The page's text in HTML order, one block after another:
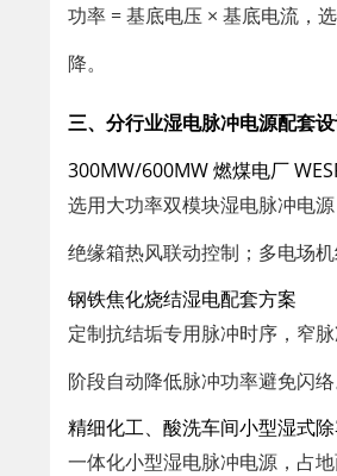
功率 = 基底电压 × 基底电流，
降。
三、分行业湿电脉冲电源配套
300MW/600MW 燃煤电厂
选用大功率双模块湿电脉冲电
绝缘箱热风联动控制；多电场
钢铁焦化烧结湿电配套方案
定制抗结垢专用脉冲时序，窄
阶段自动降低脉冲功率避免闪络
精细化工、酸洗车间小型湿式
一体化小型湿电脉冲电源，占